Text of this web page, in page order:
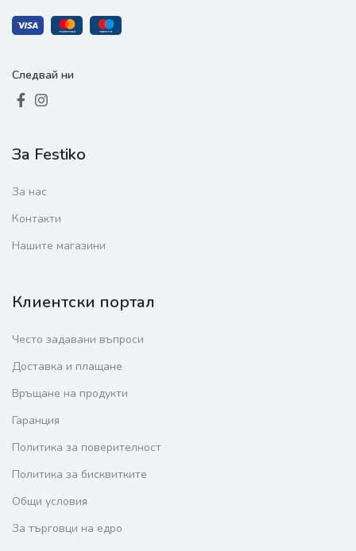
Следвай ни
За Festiko
За нас
Контакти
Нашите магазини
Клиентски портал
Често задавани въпроси
Доставка и плащане
Връщане на продукти
Гаранция
Политика за поверителност
Политика за бисквитките
Общи условия
За търговци на едро